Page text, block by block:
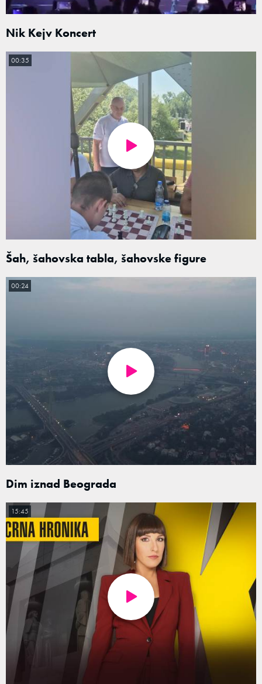
Nik Kejv Koncert
Šah, šahovska tabla, šahovske figure
00:35
Dim iznad Beograda
00:24
15:45